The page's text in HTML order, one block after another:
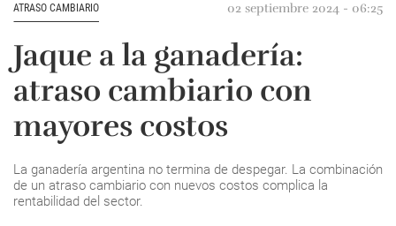
ATRASO CAMBIARIO 02 septiembre 2024 - 06:25
Jaque a la ganadería:
atraso cambiario con
mayores costos
La ganadería argentina no termina de despegar. La combinación
de un atraso cambiario con nuevos costos complica la
rentabilidad del sector.